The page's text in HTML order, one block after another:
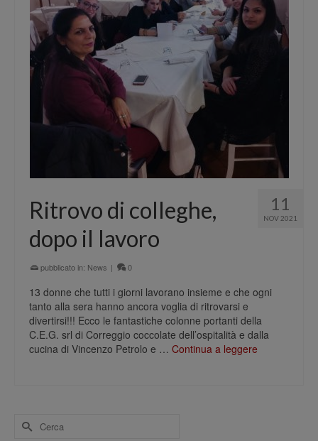
11
NOV 2021
Ritrovo di colleghe,
dopo il lavoro
pubblicato in: News | 0
13 donne che tutti i giorni lavorano insieme e che ogni
tanto alla sera hanno ancora voglia di ritrovarsi e
divertirsi!!! Ecco le fantastiche colonne portanti della
C.E.G. srl di Correggio coccolate dell’ospitalità e dalla
cucina di Vincenzo Petrolo e … Continua a leggere
Cerca
per: